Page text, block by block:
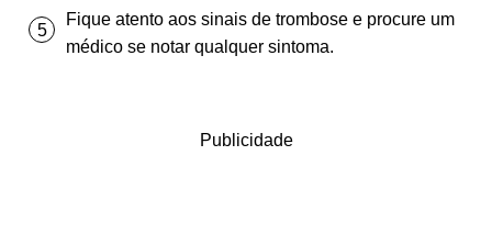
Fique atento aos sinais de trombose e procure um
médico se notar qualquer sintoma.
Publicidade